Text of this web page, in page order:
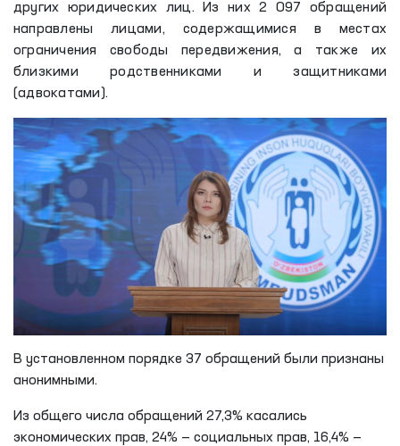
других юридических лиц. Из них 2 097 обращений
направлены лицами, содержащимися в местах
ограничения свободы передвижения, а также их
близкими родственниками и защитниками
(адвокатами).
В установленном порядке 37 обращений были признаны
анонимными.
Из общего числа обращений 27,3% касались
экономических прав, 24% — социальных прав, 16,4% —